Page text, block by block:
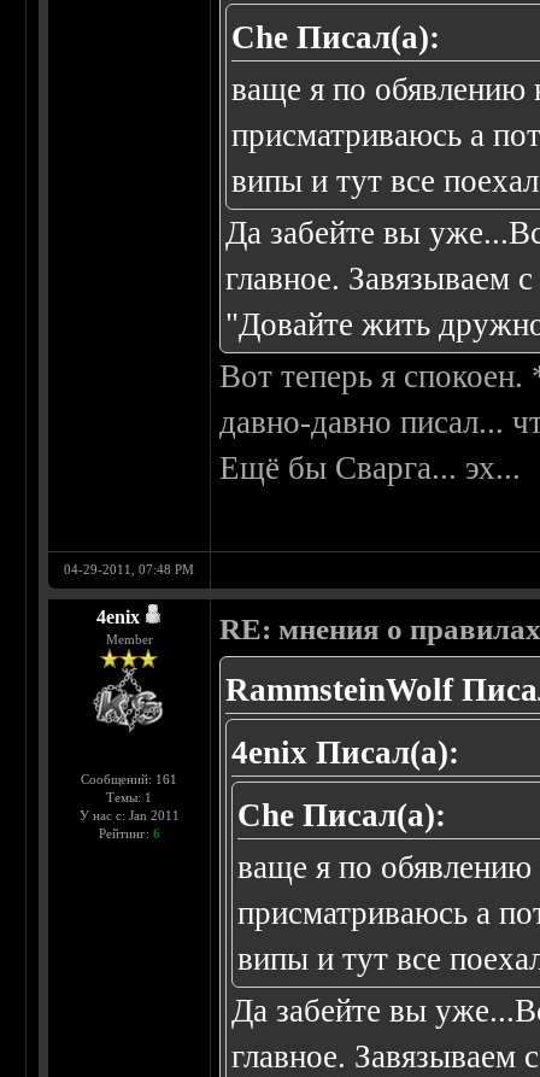
Che Писал(а):
ваще я по
присматриваюсь а
випы и тут все
Да забейте вы
главное. Завязываем
"Довайте жить
Вот теперь я
давно-давно писал...
Ещё бы Сварга... эх...
04-29-2011, 07:48 PM
4enix
Member
Сообщений: 161
Темы: 1
У нас с: Jan 2011
Рейтинг: 6
RE: мнения о
RammsteinWolf
4enix Писал(а):
Che Писал(а):
ваще я по
присматриваюсь а
випы и тут все
Да забейте вы
главное.